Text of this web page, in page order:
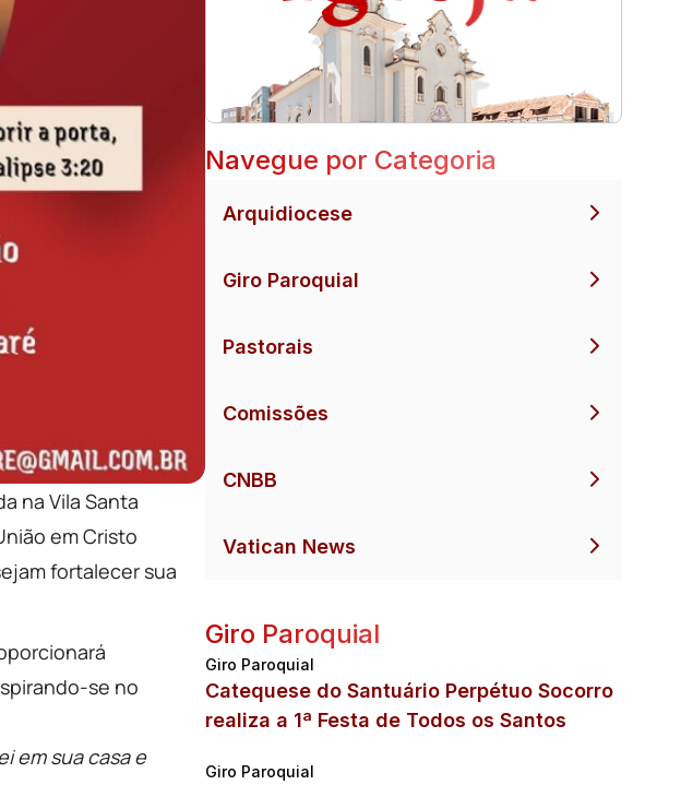
na Vila Santa
em Cristo
fortalecer sua
se no
em sua casa e
Navegue por Categoria
Arquidiocese
Giro Paroquial
Pastorais
Comissões
CNBB
Vatican News
Giro Paroquial
Giro Paroquial
Catequese do Santuário Perpétuo Socorro
realiza a 1ª Festa de Todos os Santos
Giro Paroquial